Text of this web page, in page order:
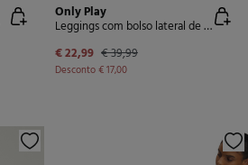
Only Play
Leggings com bolso lateral de cintura alta
€ 22,99 € 39,99
Desconto€ 17,00